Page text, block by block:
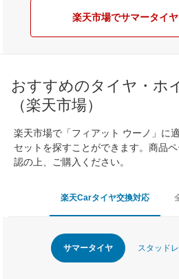
楽天市場でサマータイ
おすすめのタイヤ・ホ
（楽天市場）
楽天市場で「フィアット ウーノ」に
セットを探すことができます。商品
認の上、ご購入ください。
楽天Carタイヤ交換対応
サマータイヤ スタッド